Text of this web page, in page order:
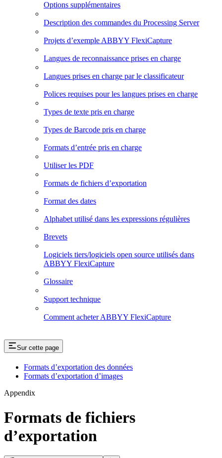
Options supplémentaires
Description des commandes du Processing Server
Projets d’exemple ABBYY FlexiCapture
Langues de reconnaissance prises en charge
Langues prises en charge par le classificateur
Polices requises pour les langues prises en charge
Types de texte pris en charge
Types de Barcode pris en charge
Formats d’entrée pris en charge
Utiliser les PDF
Formats de fichiers d’exportation
Format des dates
Alphabet utilisé dans les expressions régulières
Brevets
Logiciels tiers/logiciels open source utilisés dans
ABBYY FlexiCapture
Glossaire
Support technique
Comment acheter ABBYY FlexiCapture
Sur cette page
Formats d’exportation des données
Formats d’exportation d’images
Appendix
Formats de fichiers
d’exportation